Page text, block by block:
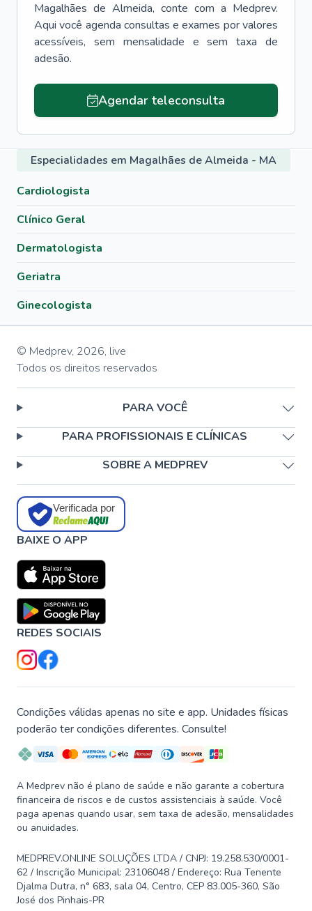
Magalhães de Almeida, conte com a Medprev.
Aqui você agenda consultas e exames por valores
acessíveis, sem mensalidade e sem taxa de
adesão.
Agendar teleconsulta
Especialidades em Magalhães de Almeida - MA
Cardiologista
Clínico Geral
Dermatologista
Geriatra
Ginecologista
© Medprev, 2026, live
Todos os direitos reservados
PARA VOCÊ
PARA PROFISSIONAIS E CLÍNICAS
SOBRE A MEDPREV
Verificada por
BAIXE O APP
REDES SOCIAIS
Condições válidas apenas no site e app. Unidades físicas
poderão ter condições diferentes. Consulte!
A Medprev não é plano de saúde e não garante a cobertura
financeira de riscos e de custos assistenciais à saúde. Você
paga apenas quando usar, sem taxa de adesão, mensalidades
ou anuidades.
MEDPREV.ONLINE SOLUÇÕES LTDA / CNPJ: 19.258.530/0001-
62 / Inscrição Municipal: 23106048 / Endereço: Rua Tenente
Djalma Dutra, n° 683, sala 04, Centro, CEP 83.005-360, São
José dos Pinhais-PR